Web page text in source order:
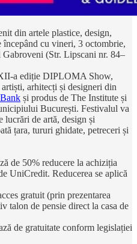
din artele plastice, design,
începând cu vineri, 3 octombrie,
(Str. Lipscani nr. 84–
a ediție DIPLOMA Show,
arhitecți și designeri din
și produs de The Institute și
București. Festivalul va
lucrări de artă, design și
țara, tururi ghidate, petreceri și
de 50% reducere la achiziția
UniCredit. Reducerea se aplică
gratuit (prin prezentarea
talon de pensie direct la casa de
de gratuitate conform legislației